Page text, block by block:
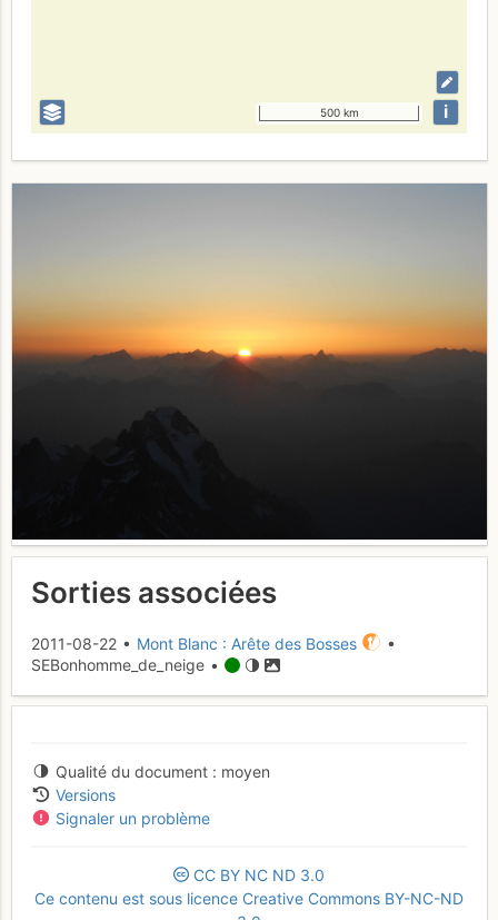
500 km i
Sorties associées
2011-08-22 • Mont Blanc : Arête des Bosses
•
SEBonhomme_de_neige •
Qualité du document
moyen
Versions
Signaler un problème
CC BY NC ND 3.0
Ce contenu est sous licence Creative Commons BY-NC-ND